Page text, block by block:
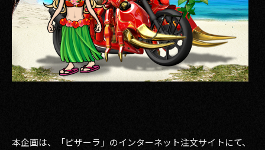
2024
2023
2022
2021
2019
本企画は、「ピザーラ」のインターネット注文サイトにて、